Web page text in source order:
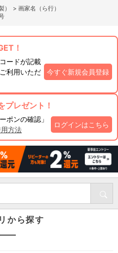
） > 画家名（ら行）
！
ードが記載
利用いただ
今すぐ新規会員登録
プレゼント！
ポンの確認」
方法
ログインはこちら
から探す